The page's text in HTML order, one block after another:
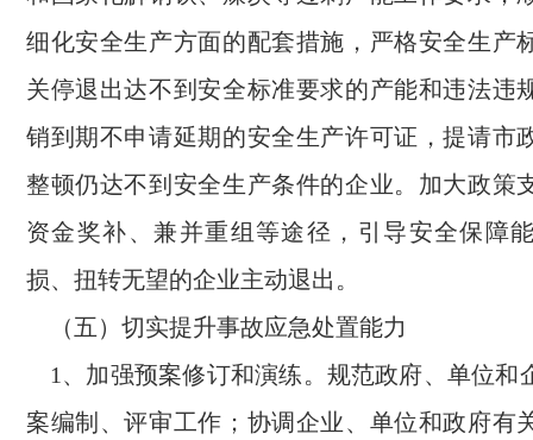
细化安全生产方面的配套措施，严格安全生产
关停退出达不到安全标准要求的产能和违法违
销到期不申请延期的安全生产许可证，提请市
整顿仍达不到安全生产条件的企业。加大政策
资金奖补、兼并重组等途径，引导安全保障
损、扭转无望的企业主动退出。
（五）切实提升事故应急处置能力
1、加强预案修订和演练。规范政府、单位和
案编制、评审工作；协调企业、单位和政府有